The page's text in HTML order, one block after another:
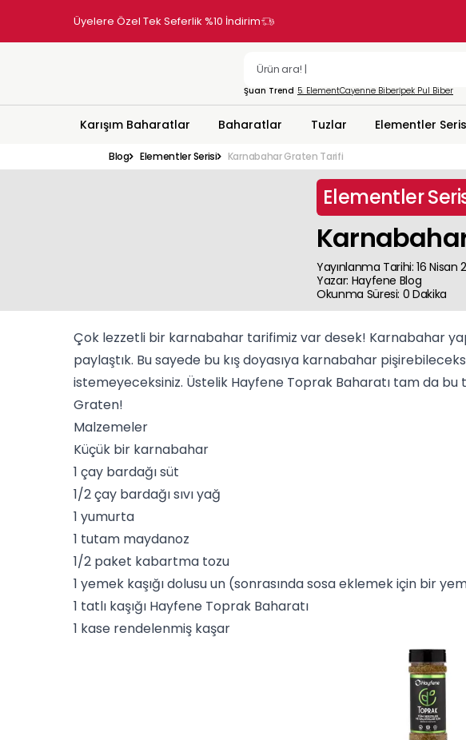
Üyelere Özel Tek Seferlik %10 İndirim
Şuan Trend 5. ElementCayenne Biberİpek Pul Biber
Karışım Baharatlar Baharatlar Tuzlar Elementler
Blog Elementler Serisi Karnabahar Graten Tarifi
Elementler
Yayınlanma Tarihi: 16 Nisan
Yazar: Hayfene Blog
Okunma Süresi: 0 Dakika
Çok lezzetli bir karnabahar tarifimiz var desek! Karnabahar
paylaştık. Bu sayede bu kış doyasıya karnabahar
istemeyeceksiniz. Üstelik Hayfene Toprak Baharatı tam da bu
Graten!
Malzemeler
Küçük bir karnabahar
1 çay bardağı süt
1/2 çay bardağı sıvı yağ
1 yumurta
1 tutam maydanoz
1/2 paket kabartma tozu
1 yemek kaşığı dolusu un (sonrasında sosa eklemek için bir
1 tatlı kaşığı Hayfene Toprak Baharatı
1 kase rendelenmiş kaşar